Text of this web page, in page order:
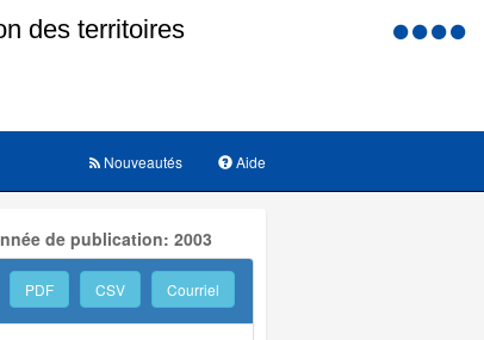
Menu
Aide
Nouveautés
de publication: 2003
PDF CSV Courriel